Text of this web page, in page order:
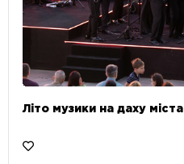
Літо музики на даху міста